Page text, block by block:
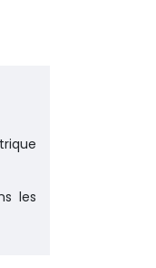
les